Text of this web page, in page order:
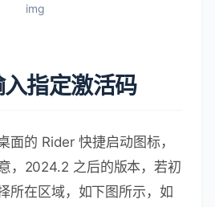
img
入指定激活码
面的 Rider 快捷启动图标，
，2024.2 之后的版本，若初
所在区域，如下图所示，如